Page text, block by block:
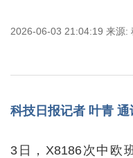
2026-06-03 21:04:19 来源:
科技日报记者 叶青 通
3日，X8186次中欧